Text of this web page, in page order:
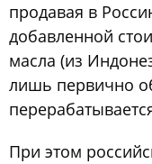
продавая в
добавленной
масла (из
лишь первично
При этом